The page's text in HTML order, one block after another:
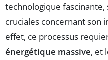
technologique
cruciales concernant son
effet, ce processus
énergétique massive, et